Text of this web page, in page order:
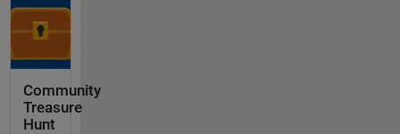
Community
Treasure
Hunt